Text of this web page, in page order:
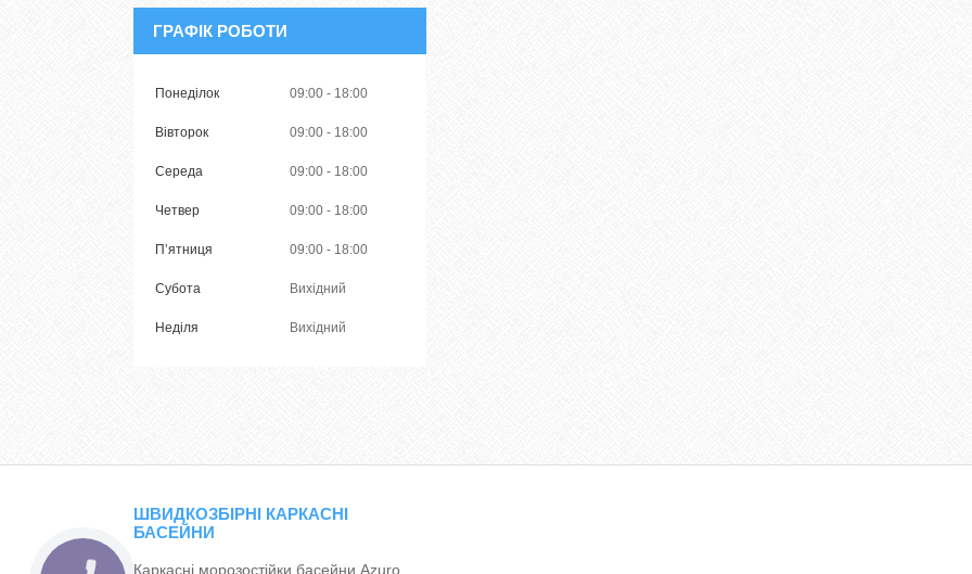
ГРАФІК РОБОТИ
Понеділок 09:00 18:00
Вівторок 09:00 18:00
Середа 09:00 18:00
Четвер 09:00 18:00
Пʼятниця 09:00 18:00
Субота Вихідний
Неділя Вихідний
ШВИДКОЗБІРНІ КАРКАСНІ
БАСЕЙНИ
Каркасні морозостійки басейни Azuro